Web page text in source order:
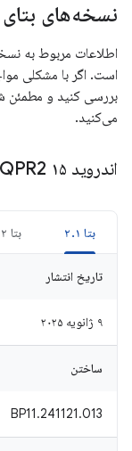
نسخه‌های
اطلاعات مربوط به
است. اگر با مشکلی
بررسی کنید و مطمئن
می‌کنید.
اندروید ۱۵ QPR2 بتا ۲
بتا ۲.۱ بتا ۲
تاریخ انتشار
۹ ژانویه ۲۰۲۵
ساختن
BP11.241121.013